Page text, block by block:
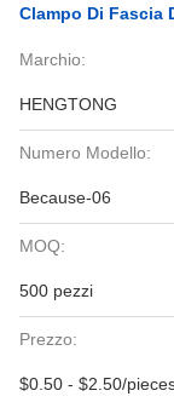
Clampo Di Fascia
Marchio:
HENGTONG
Numero Modello:
Because-06
MOQ:
500 pezzi
Prezzo:
$0.50 - $2.50/